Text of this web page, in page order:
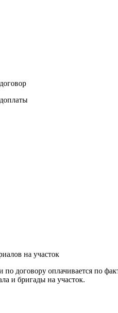
на участок
по договору оплачивается по
и бригады на участок.